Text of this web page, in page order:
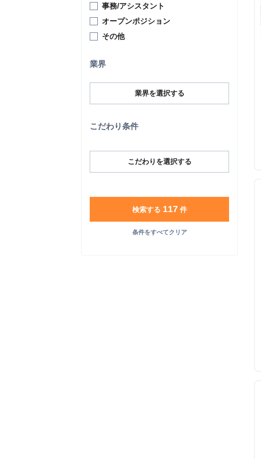
事務/アシスタント
オープンポジション
その他
業界
業界を選択する
こだわり条件
こだわりを選択する
検索する 117件
条件をすべてクリア